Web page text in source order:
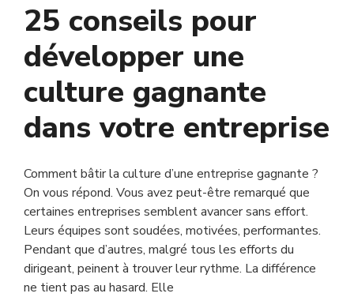
25 conseils pour
développer une
culture gagnante
dans votre entreprise
Comment bâtir la culture d’une entreprise gagnante ?
On vous répond. Vous avez peut-être remarqué que
certaines entreprises semblent avancer sans effort.
Leurs équipes sont soudées, motivées, performantes.
Pendant que d’autres, malgré tous les efforts du
dirigeant, peinent à trouver leur rythme. La différence
ne tient pas au hasard. Elle